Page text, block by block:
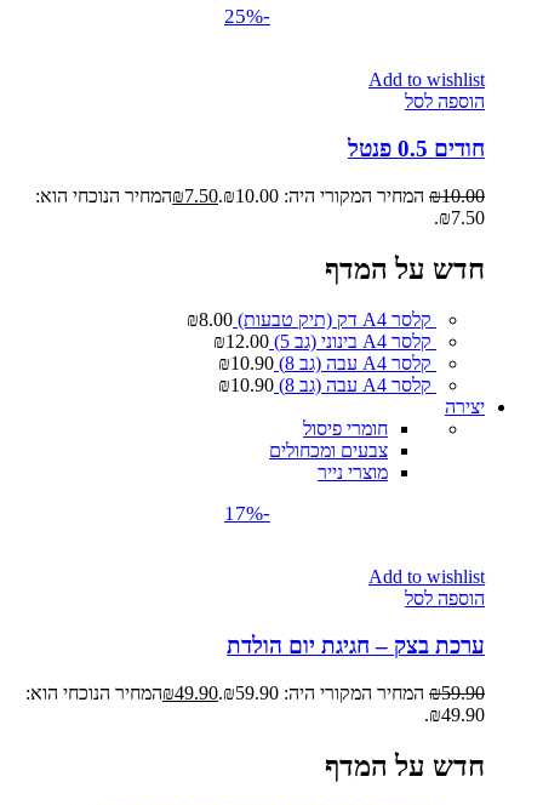
-25%
Add to wishlist
הוספה לסל
חודים 0.5 פנטל
₪10.00 המחיר המקורי היה: ₪10.00. ₪7.50
המחיר הנוכחי הוא:
₪7.50.
חדש על המדף
קלסר A4 דק (תיק טבעות) ₪8.00
קלסר A4 בינוני (גב 5)
₪12.00
קלסר A4 עבה (גב 8)
₪10.90
קלסר A4 עבה (גב 8)
₪10.90
יצירה
חומרי פיסול
צבעים ומכחולים
מוצרי נייר
-17%
Add to wishlist
הוספה לסל
ערכת בצק – חגיגת יום הולדת
₪59.90 המחיר המקורי היה: ₪59.90. ₪49.90
המחיר הנוכחי הוא:
₪49.90.
חדש על המדף